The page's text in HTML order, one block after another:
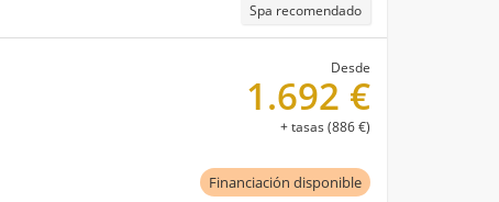
Spa recomendado
Financiación disponible
Desde
1.692 €
+ tasas (886 €)